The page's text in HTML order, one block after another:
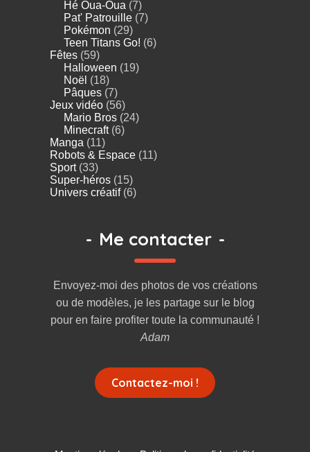
Hé Oua-Oua (7)
Pat' Patrouille (7)
Pokémon (29)
Teen Titans Go! (6)
Fêtes (59)
Halloween (19)
Noël (18)
Pâques (7)
Jeux vidéo (56)
Mario Bros (24)
Minecraft(6)
Manga (11)
Robots & Espace (11)
Sport(33)
Super-héros (15)
Univers créatif(6)
- Me contacter -
Envoyez-moi des photos de vos créations
ou de modèles, je les partage sur le blog
pour en faire profiter toute la communauté !
Adam
Contactez-moi !